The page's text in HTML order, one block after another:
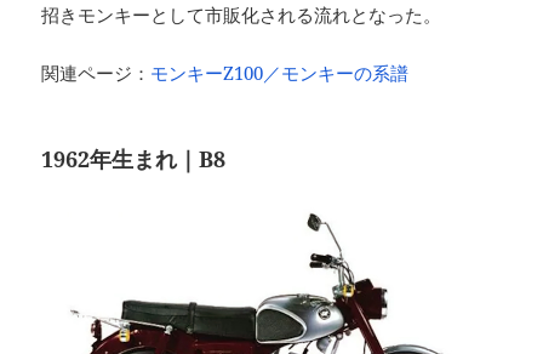
招きモンキーとして市販化される流れとなった。
関連ページ： モンキーZ100／モンキーの系譜
1962年生まれ｜B8